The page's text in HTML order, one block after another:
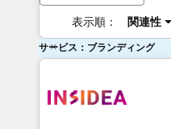
表示順： 関連性
サービス：ブランディング